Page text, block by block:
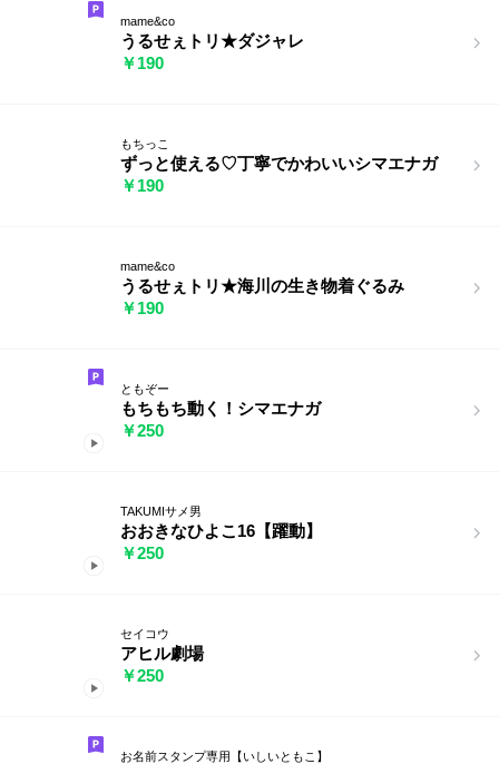
mame&co
うるせぇトリ★ダジャレ
￥190
もちっこ
ずっと使える♡丁寧で かわいいシマエナガ
￥190
mame&co
うるせぇトリ★海川の生き物着ぐるみ
￥190
ともぞー
もちもち動く！シマエナガ
￥250
TAKUMIサメ男
おおきなひよこ16【躍動】
￥250
セイコウ
アヒル劇場
￥250
お名前スタンプ専用【いしいともこ】